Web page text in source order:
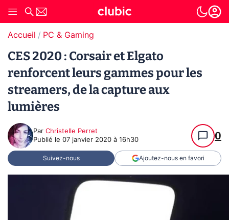
Accueil PC & Gaming
CES 2020 : Corsair et Elgato
renforcent leurs gammes pour les
streamers, de la capture aux
lumières
Par Christelle Perret
Publié le 07 janvier 2020 à 16h30 0
Suivez-nous Ajoutez-nous en favori